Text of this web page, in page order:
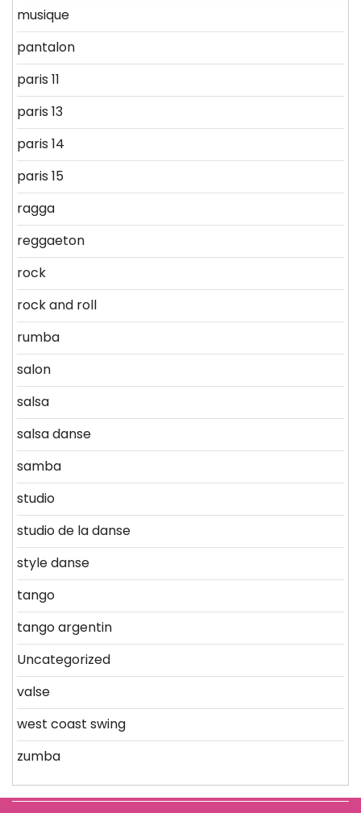
musique
pantalon
paris 11
paris 13
paris 14
paris 15
ragga
reggaeton
rock
rock and roll
rumba
salon
salsa
salsa danse
samba
studio
studio de la danse
style danse
tango
tango argentin
Uncategorized
valse
west coast swing
zumba